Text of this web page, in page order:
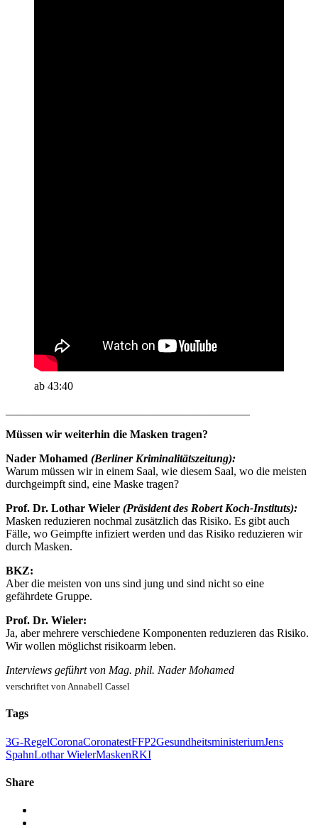
ab 43:40
Müssen wir weiterhin die Masken tragen?
Nader Mohamed (Berliner Kriminalitätszeitung):
Warum müssen wir in einem Saal, wie diesem Saal, wo die meisten
durchgeimpft sind, eine Maske tragen?
Prof. Dr. Lothar Wieler (Präsident des Robert Koch-Instituts):
Masken reduzieren nochmal zusätzlich das Risiko. Es gibt auch
Fälle, wo Geimpfte infiziert werden und das Risiko reduzieren wir
durch Masken.
BKZ:
Aber die meisten von uns sind jung und sind nicht so eine
gefährdete Gruppe.
Prof. Dr. Wieler:
Ja, aber mehrere verschiedene Komponenten reduzieren das Risiko.
Wir wollen möglichst risikoarm leben.
Interviews geführt von Mag. phil. Nader Mohamed
verschriftet von Annabell Cassel
Tags
3G-RegelCoronaCoronatestFFP2GesundheitsministeriumJens
SpahnLothar WielerMaskenRKI
Share